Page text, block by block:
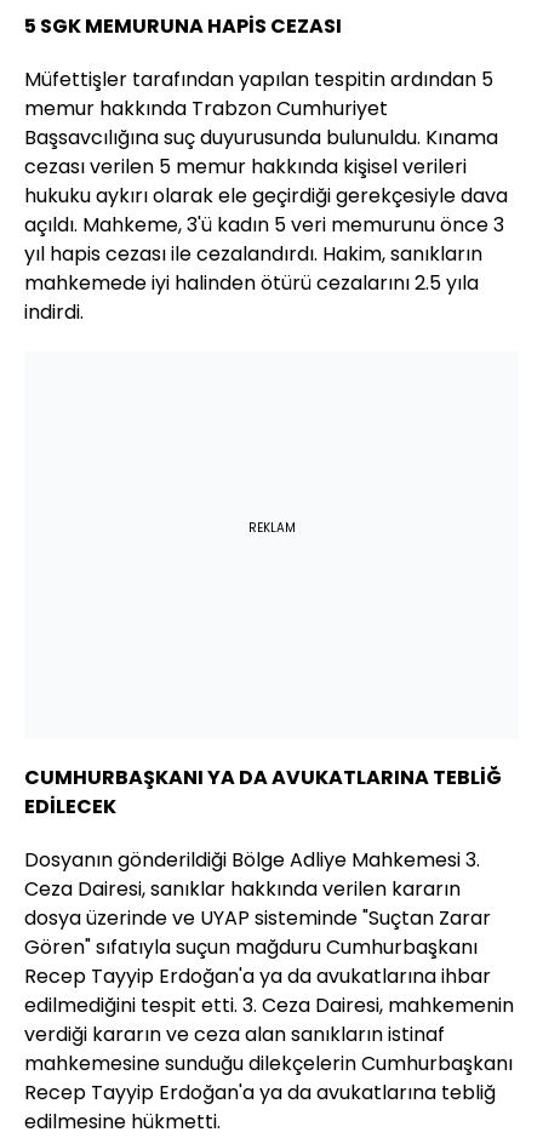
5 SGK MEMURUNA HAPİS CEZASI
Müfettişler tarafından yapılan tespitin ardından 5
memur hakkında Trabzon Cumhuriyet
Başsavcılığına suç duyurusunda bulunuldu. Kınama
cezası verilen 5 memur hakkında kişisel verileri
hukuku aykırı olarak ele geçirdiği gerekçesiyle dava
açıldı. Mahkeme, 3'ü kadın 5 veri memurunu önce 3
yıl hapis cezası ile cezalandırdı. Hakim, sanıkların
mahkemede iyi halinden ötürü cezalarını 2.5 yıla
indirdi.
REKLAM
CUMHURBAŞKANI YA DA AVUKATLARINA TEBLİĞ
EDİLECEK
Dosyanın gönderildiği Bölge Adliye Mahkemesi 3.
Ceza Dairesi, sanıklar hakkında verilen kararın
dosya üzerinde ve UYAP sisteminde "Suçtan Zarar
Gören" sıfatıyla suçun mağduru Cumhurbaşkanı
Recep Tayyip Erdoğan'a ya da avukatlarına ihbar
edilmediğini tespit etti. 3. Ceza Dairesi, mahkemenin
verdiği kararın ve ceza alan sanıkların istinaf
mahkemesine sunduğu dilekçelerin Cumhurbaşkanı
Recep Tayyip Erdoğan'a ya da avukatlarına tebliğ
edilmesine hükmetti.